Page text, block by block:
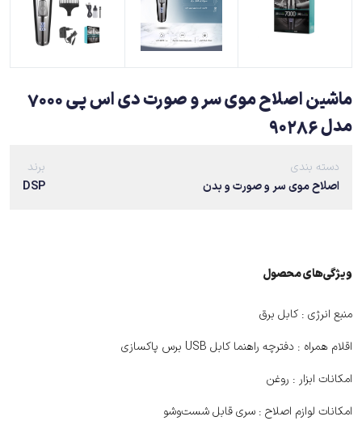
ماشین اصلاح موی سر و صورت دی اس پی 7000
مدل 90286
دسته بندی
اصلاح موی سر و صورت و بدن
برند
DSP
ویژگی‌های ﻣﺤﺼﻮل
منبع انرژی : کابل برق
اقلام همراه : دفترچه راهنما کابل USB برس پاکسازی
امکانات ابزار : روغن
امکانات لوازم اصلاح : سری قابل شست‌وشو